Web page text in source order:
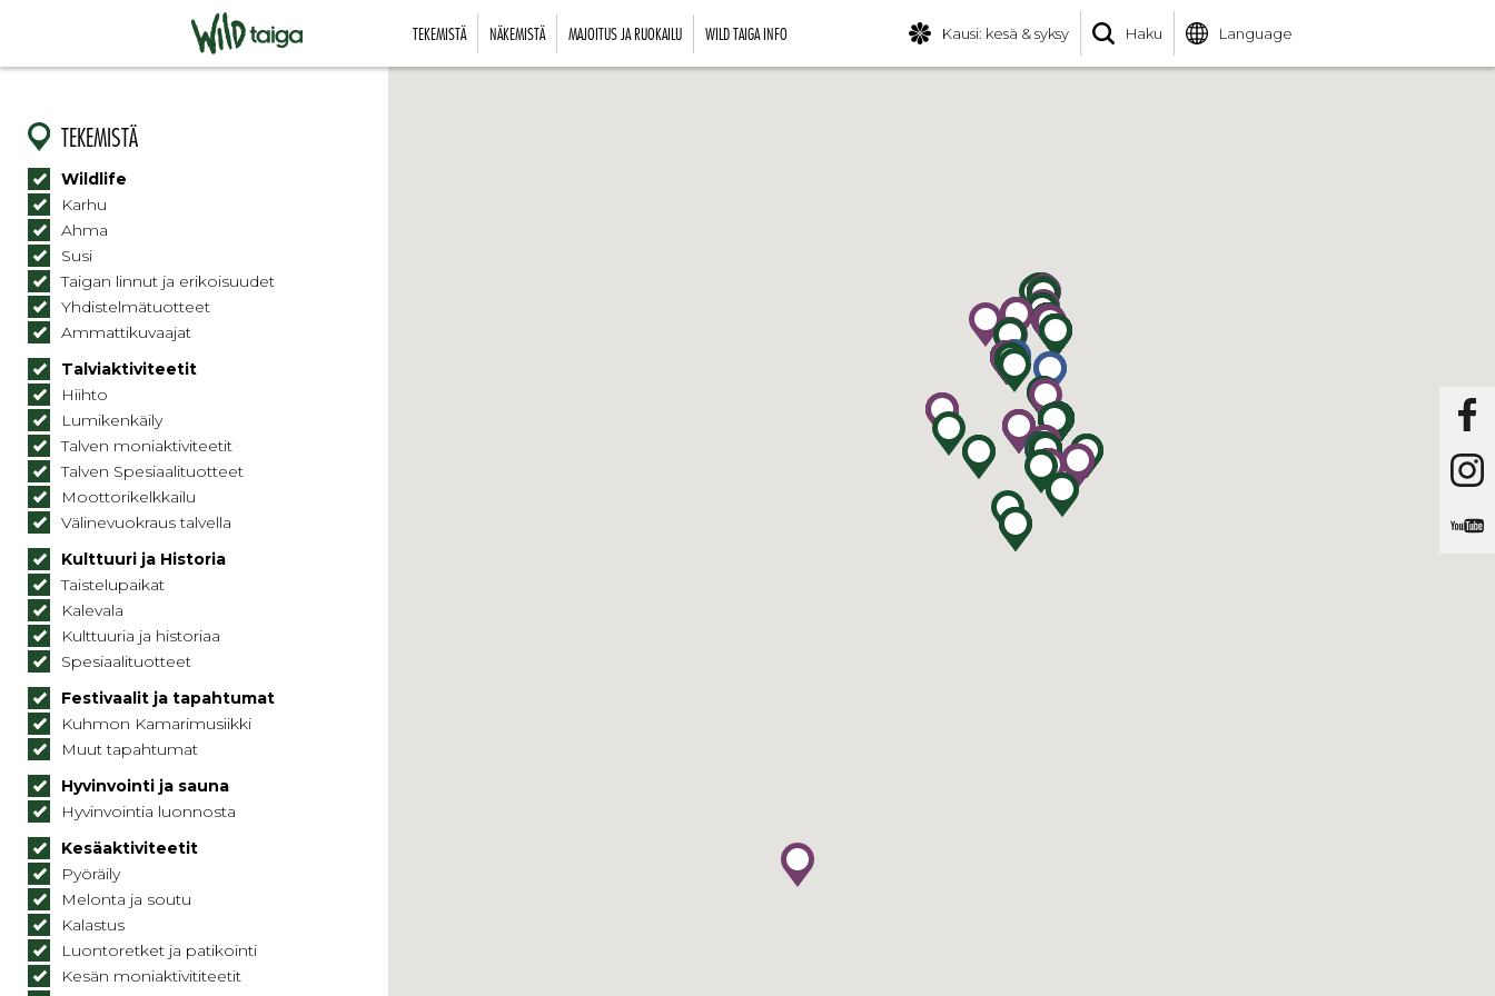
TEKEMISTÄ NÄKEMISTÄ MAJOITUS JA RUOKAILU WILD TAIGA INFO Kausi: kesä & syksy Haku Language
TEKEMISTÄ
Wildlife
Karhu
Ahma
Susi
Taigan linnut ja erikoisuudet
Yhdistelmätuotteet
Ammattikuvaajat
Talviaktiviteetit
Hiihto
Lumikenkäily
Talven moniaktiviteetit
Talven Spesiaalituotteet
Moottorikelkkailu
Välinevuokraus talvella
Kulttuuri ja Historia
Taistelupaikat
Kalevala
Kulttuuria ja historiaa
Spesiaalituotteet
Festivaalit ja tapahtumat
Kuhmon Kamarimusiikki
Muut tapahtumat
Hyvinvointi ja sauna
Hyvinvointia luonnosta
Kesäaktiviteetit
Pyöräily
Melonta ja soutu
Kalastus
Luontoretket ja patikointi
Kesän moniaktivititeetit